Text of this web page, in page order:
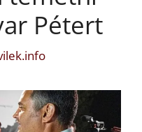
Pétert